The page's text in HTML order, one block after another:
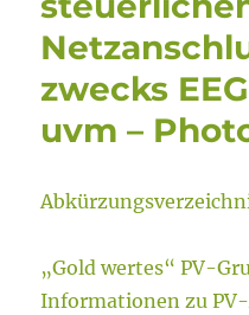
zwecks
uvm –
„Gold wertes“ PV-
Informationen zu